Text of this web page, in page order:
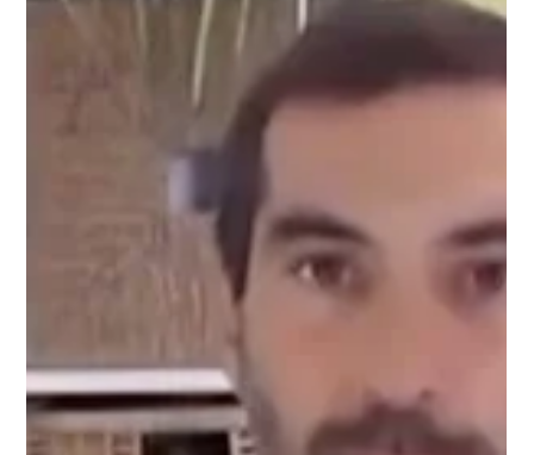
decisiones estratégicas desp